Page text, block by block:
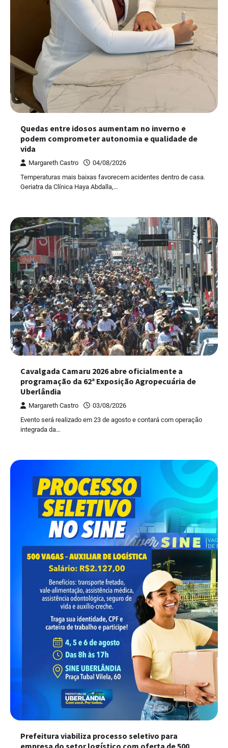
Quedas entre idosos aumentam no inverno e
podem comprometer autonomia e qualidade de
vida
Margareth Castro
04/08/2026
Temperaturas mais baixas favorecem acidentes dentro de casa.
Geriatra da Clínica Haya Abdalla,…
Cavalgada Camaru 2026 abre oficialmente a
programação da 62ª Exposição Agropecuária de
Uberlândia
Margareth Castro
03/08/2026
Evento será realizado em 23 de agosto e contará com operação
integrada da…
Prefeitura viabiliza processo seletivo para